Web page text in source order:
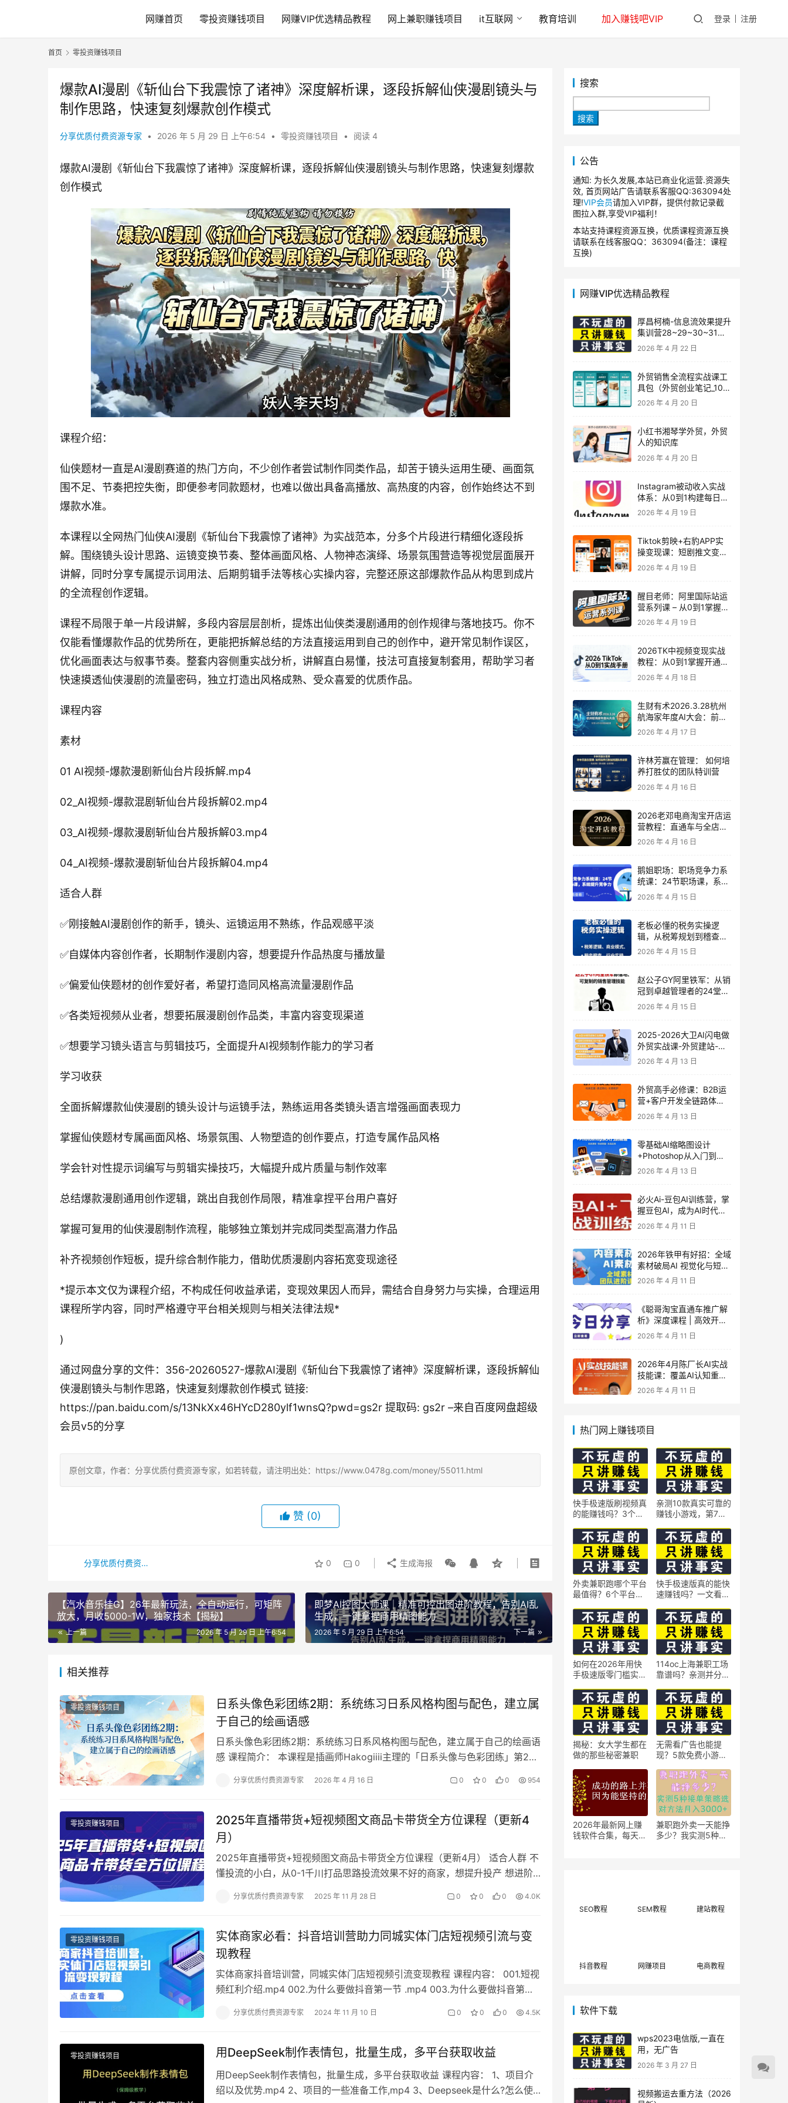
网赚首页 零投资赚钱项目 网赚VIP优选精品教程 网上兼职赚钱项目 it互联网 教育培训 加入赚钱吧VIP 登录 注册
首页 零投资赚钱项目
爆款AI漫剧《斩仙台下我震惊了诸神》深度解析课，逐段拆解仙侠漫剧镜头与
制作思路，快速复刻爆款创作模式
分享优质付费资源专家 • 2026 年 5 月 29 日 上午6:54 • 零投资赚钱项目 • 阅读 4
爆款AI漫剧《斩仙台下我震惊了诸神》深度解析课，逐段拆解仙侠漫剧镜头与制作思路，快速复刻爆款
创作模式
课程介绍：
仙侠题材一直是AI漫剧赛道的热门方向，不少创作者尝试制作同类作品，却苦于镜头运用生硬、画面氛
围不足、节奏把控失衡，即便参考同款题材，也难以做出具备高播放、高热度的内容，创作始终达不到
爆款水准。
本课程以全网热门仙侠AI漫剧《斩仙台下我震惊了诸神》为实战范本，分多个片段进行精细化逐段拆
解。围绕镜头设计思路、运镜变换节奏、整体画面风格、人物神态演绎、场景氛围营造等视觉层面展开
讲解，同时分享专属提示词用法、后期剪辑手法等核心实操内容，完整还原这部爆款作品从构思到成片
的全流程创作逻辑。
课程不局限于单一片段讲解，多段内容层层剖析，提炼出仙侠类漫剧通用的创作规律与落地技巧。你不
仅能看懂爆款作品的优势所在，更能把拆解总结的方法直接运用到自己的创作中，避开常见制作误区，
优化画面表达与叙事节奏。整套内容侧重实战分析，讲解直白易懂，技法可直接复制套用，帮助学习者
快速摸透仙侠漫剧的流量密码，独立打造出风格成熟、受众喜爱的优质作品。
课程内容
素材
01 AI视频-爆款漫剧新仙台片段拆解.mp4
02_AI视频-爆款混剧斩仙台片段拆解02.mp4
03_AI视频-爆款漫剧斩仙台片殷拆解03.mp4
04_AI视频-爆款漫剧斩仙台片段拆解04.mp4
适合人群
✅刚接触AI漫剧创作的新手，镜头、运镜运用不熟练，作品观感平淡
✅自媒体内容创作者，长期制作漫剧内容，想要提升作品热度与播放量
✅偏爱仙侠题材的创作爱好者，希望打造同风格高流量漫剧作品
✅各类短视频从业者，想要拓展漫剧创作品类，丰富内容变现渠道
✅想要学习镜头语言与剪辑技巧，全面提升AI视频制作能力的学习者
学习收获
全面拆解爆款仙侠漫剧的镜头设计与运镜手法，熟练运用各类镜头语言增强画面表现力
掌握仙侠题材专属画面风格、场景氛围、人物塑造的创作要点，打造专属作品风格
学会针对性提示词编写与剪辑实操技巧，大幅提升成片质量与制作效率
总结爆款漫剧通用创作逻辑，跳出自我创作局限，精准拿捏平台用户喜好
掌握可复用的仙侠漫剧制作流程，能够独立策划并完成同类型高潜力作品
补齐视频创作短板，提升综合制作能力，借助优质漫剧内容拓宽变现途径
*提示本文仅为课程介绍，不构成任何收益承诺，变现效果因人而异，需结合自身努力与实操，合理运用
课程所学内容，同时严格遵守平台相关规则与相关法律法规*
)
通过网盘分享的文件：356-20260527-爆款AI漫剧《斩仙台下我震惊了诸神》深度解析课，逐段拆解仙
侠漫剧镜头与制作思路，快速复刻爆款创作模式 链接:
https://pan.baidu.com/s/13NkXx46HYcD280ylf1wnsQ?pwd=gs2r 提取码: gs2r –来自百度网盘超级
会员v5的分享
原创文章，作者：分享优质付费资源专家，如若转载，请注明出处：https://www.0478g.com/money/55011.html
赞 (0)
分享优质付费资源专家 0 0 生成海报
【汽水音乐挂G】26年最新玩法，全自动运行，可矩阵
放大，月收5000-1W，独家技术【揭秘】
上一篇 2026 年 5 月 29 日 上午6:54
即梦AI控图大师课｜精准可控出图进阶教程，告别AI乱
生成，一键拿捏商用精图能力
下一篇
2026 年 5 月 29 日 上午6:54
相关推荐
零投资赚钱项目
日系头像色彩团练2期：系统练习日系风格构图与配色，建立属
于自己的绘画语感
日系头像色彩团练2期：系统练习日系风格构图与配色，建立属于自己的绘画语
感 课程简介： 本课程是插画师Hakogiiii主理的「日系头像与色彩团练」第2
分享优质付费资源专家 2026 年 4 月 16 日 0 0 0 954
零投资赚钱项目
2025年直播带货+短视频图文商品卡带货全方位课程（更新4
月）
2025年直播带货+短视频图文商品卡带货全方位课程（更新4月） 适合人群 不
懂投流的小白，从0-1千川打品思路投流效果不好的商家，想提升投产 想进阶
分享优质付费资源专家 2025 年 11 月 28 日 0 0 0 4.0K
零投资赚钱项目
实体商家必看：抖音培训营助力同城实体门店短视频引流与变
现教程
实体商家抖音培训营，同城实体门店短视频引流变现教程 课程内容： 001.短视
频红利介绍.mp4 002.为什么要做抖音第一节 .mp4 003.为什么要做抖音第二
分享优质付费资源专家 2024 年 11 月 10 日 0 0 0 4.5K
零投资赚钱项目 用DeepSeek制作表情包，批量生成，多平台获取收益
用DeepSeek制作表情包，批量生成，多平台获取收益 课程内容： 1、项目介
绍以及优势.mp4 2、项目的一些准备工作,mp4 3、Deepseek是什么?怎么使
搜索
搜索
公告
通知: 为长久发展,本站已商业化运营.资源失
效, 首页网站广告请联系客服QQ:363094处
理!VIP会员请加入VIP群，提供付款记录截
图拉入群,享受VIP福利！
本站支持课程资源互换，优质课程资源互换
请联系在线客服QQ：363094(备注：课程
互换)
网赚VIP优选精品教程
厚昌柯楠-信息流效果提升
集训营28~29~30~31
期，智能投放·巨量AD/百
度优化·AI提效指南
2026 年 4 月 22 日
外贸销售全流程实战课工
具包（外贸创业笔记_10年
外贸经验）
2026 年 4 月 20 日
小红书湘琴学外贸，外贸
人的知识库
2026 年 4 月 20 日
Instagram被动收入实战
体系：从0到1构建每日盈
利的自动销售漏斗
2026 年 4 月 19 日
Tiktok剪映+右豹APP实
操变现课：短剧推文变现
全教程来了！
2026 年 4 月 19 日
醒目老师：阿里国际站运
营系列课 – 从0到1掌握平
台运营核心技巧
2026 年 4 月 19 日
2026TK中视频变现实战
教程：从0到1掌握开通、
养号、剪辑到变现，新手
副业首选
2026 年 4 月 18 日
生财有术2026.3.28杭州
航海家年度AI大会：前沿
趋势×落地案例×技能图谱
2026 年 4 月 17 日
许林芳赢在管理： 如何培
养打胜仗的团队特训营
2026 年 4 月 16 日
2026老邓电商淘宝开店运
营教程：直通车与全店推
广系统课
2026 年 4 月 16 日
鹅姐职场：职场竞争力系
统课：24节职场课，系统
提升竞争力
2026 年 4 月 15 日
老板必懂的税务实操逻
辑，从税筹规划到稽查应
对，为企业稳健增长保驾
2026 年 4 月 15 日
赵公子GY阿里铁军：从销
冠到卓越管理者的24堂实
战课
2026 年 4 月 15 日
2025-2026大卫AI闪电做
外贸实战课-外贸建站-开
发客户-内容营销-从0到3
2026 年 4 月 13 日
外贸高手必修课：B2B运
营+客户开发全链路体系
课 | 从0到1成为外贸精英
2026 年 4 月 13 日
零基础AI缩略图设计
+Photoshop从入门到精
通 全套教程（含形象照拍
2026 年 4 月 13 日
必火Ai-豆包AI训练营，掌
握豆包AI，成为AI时代的
全能型人才
2026 年 4 月 11 日
2026年铁甲有好招：全域
素材破局AI 视觉化与短剧
营销实战指南——高效增
策略
2026 年 4 月 11 日
《聪哥淘宝直通车推广解
析》深度课程 | 高效开
车、极速投产系统实操课
2026 年 4 月 11 日
2026年4月陈厂长AI实战
技能课：覆盖AI认知重
构、智能体与大模型解
2026 年 4 月 11 日
热门网上赚钱项目
快手极速版刷视频真
的能赚钱吗？3个隐
亲测10款真实可靠的
赚钱小游戏，第7款
外卖兼职跑哪个平台
最值得？6个平台实
快手极速版真的能快
速赚钱吗？一文看懂
如何在2026年用快
手极速版零门槛实现
技巧
114oc上海兼职工场
靠谱吗？亲测并分享
揭秘：女大学生都在
做的那些秘密兼职
无需看广告也能提
现？5款免费小游戏
2026年最新网上赚
钱软件合集，每天免
兼职跑外卖一天能挣
多少？我实测5种接
SEO教程 SEM教程 建站教程
抖音教程 网赚项目 电商教程
软件下载
wps2023电信版,一直在
用，无广告
2026 年 3 月 27 日
视频搬运去重方法（2026